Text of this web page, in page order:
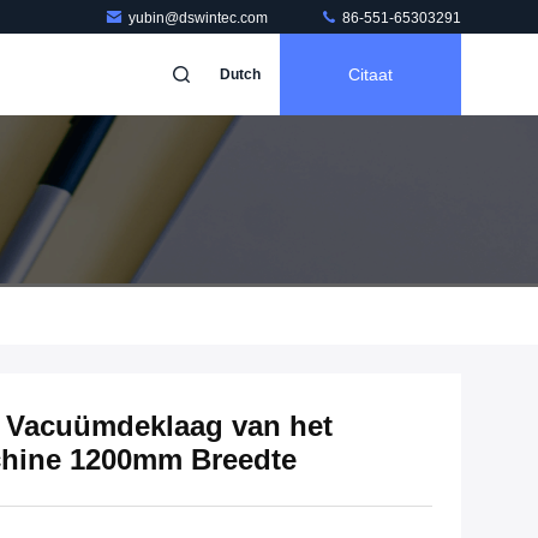
yubin@dswintec.com 86-551-65303291
Dutch Citaat
van het
1200mm Breedte